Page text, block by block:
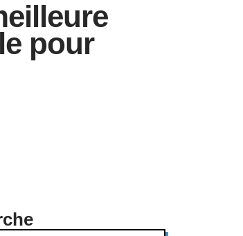
pour